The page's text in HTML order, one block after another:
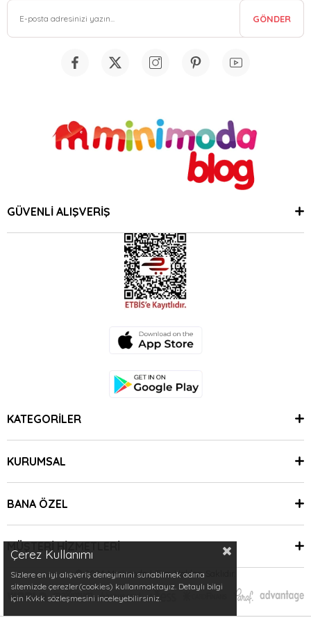
GÖNDER
GÜVENLİ ALIŞVERİŞ
KATEGORİLER
KURUMSAL
BANA ÖZEL
MÜŞTERİ HİZMETLERİ
© 2024 Minimoda | Tüm Hakları Saklıdır.
Çerez Kullanımı
Sizlere en iyi alışveriş deneyimini sunabilmek adına
sitemizde çerezler(cookies) kullanmaktayız. Detaylı bilgi
için Kvkk sözleşmesini inceleyebilirsiniz.